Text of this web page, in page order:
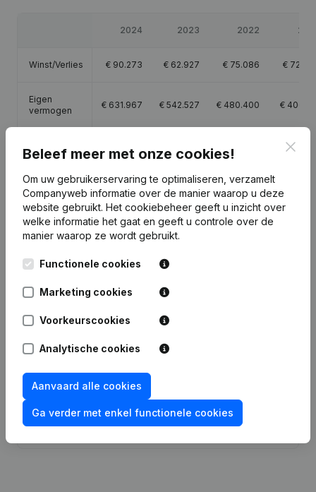
2024 2023 2022
Winst/Verlies € 90.273 € 62.927 € 75.086 €
Eigen
vermogen
€ 631.967 € 542.527 € 480.400 €
Publicatiesvan Mindset
Datum Publicatie
26-06-2023
Overige Wijzigingen, …) - Wijziging
Ontslagnemingen - Benoemingen
03-03-2015
Rubriek Oprichting (Nieuwe
Rechtspersoon, Opening Bijkantoor,
Beleef meer met onze cookies!
Om uw gebruikerservaring te optimaliseren, verzamelt
Companyweb informatie over de manier waarop u deze
website gebruikt. Het cookiebeheer geeft u inzicht over
welke informatie het gaat en geeft u controle over de
manier waarop ze wordt gebruikt.
Functionele cookies
Marketing cookies
Voorkeurscookies
Analytische cookies
Aanvaard alle cookies
Ga verder met enkel functionele cookies